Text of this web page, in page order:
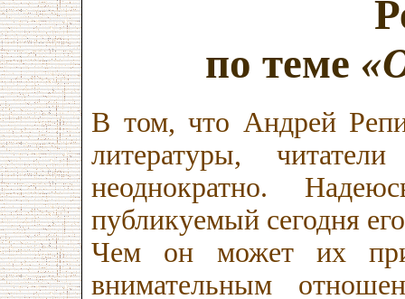
по теме
В том, что Андрей
литературы,
неоднократно.
публикуемый сегодня
Чем он может их
внимательным